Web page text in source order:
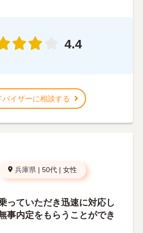
4.4
バイザーに相談する
兵庫県 | 50代 | 女性
っていただき迅速に対応し
事内定をもらうことができ